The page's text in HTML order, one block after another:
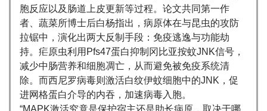
胞反应以及肠道上皮更新等过程。论文共同第一作
者、蔬菜所博士后白杨指出，病原体在与昆虫的攻防
拉锯中，演化出两大反制手段：免疫逃逸与功能劫
持。疟原虫利用Pfs47蛋白抑制冈比亚按蚊JNK信号，
减少中肠营养和细胞凋亡，从而避免被免疫系统清
除。而西尼罗病毒则激活白纹伊蚊细胞中的JNK，促
进网格蛋白介导的内吞，加速病毒入胞。
“MAPK激活究竟是保护宿主还是助长病原，取决于哪